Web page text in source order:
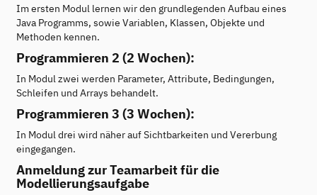
Im ersten Modul lernen wir den grundlegenden Aufbau eines
Java Programms, sowie Variablen, Klassen, Objekte und
Methoden kennen.
Programmieren 2 (2 Wochen):
In Modul zwei werden Parameter, Attribute, Bedingungen,
Schleifen und Arrays behandelt.
Programmieren 3 (3 Wochen):
In Modul drei wird näher auf Sichtbarkeiten und Vererbung
eingegangen.
Anmeldung zur Teamarbeit für die
Modellierungsaufgabe